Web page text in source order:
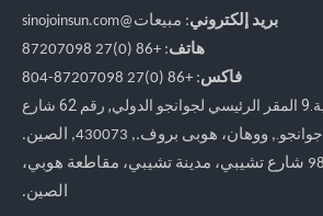
بريد إلكتروني: مبيعات @sinojoinsun.com
هاتف: +86 (0)27 87207098
فاكس: +86
(0)27
87207098-804
,
رقم 62 شارع
جوانجو., ووهان، هوبى بروف., 430073, الصين.
إضافة المصنع: رقم 988 شارع تشيبي، مدينة تشيبي، مقاطعة هوبي،
الصين.